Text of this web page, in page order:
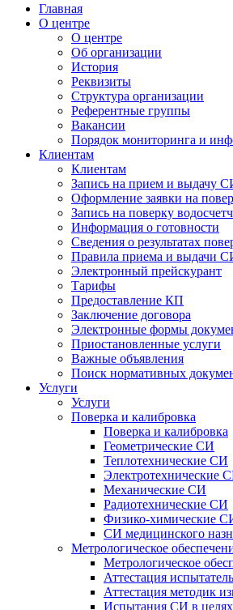
Главная
О центре
О центре
Об организации
История
Реквизиты
Структура организации
Референтные группы
Вакансии
Порядок мониторинга и
Клиентам
Клиентам
Запись на прием и выдачу
Оформление заявки на
Запись на поверку
Информация о готовности
Сведения о результатах
Правила приема и выдачи
Электронный прейскурант
Тарифы
Предоставление КП
Заключение договора
Электронные формы
Приостановленные услуги
Важные объявления
Поиск нормативных
Услуги
Услуги
Поверка и калибровка
Поверка и калибровка
Геометрические СИ
Теплотехнические СИ
Электротехнические
Механические СИ
Радиотехнические СИ
Физико-химические
СИ медицинского
Метрологическое
Метрологическое
Аттестация
Аттестация методик
Испытания СИ в